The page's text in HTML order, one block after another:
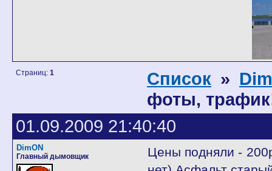
Страниц: 1 Список »
фоты,
01.09.2009 21:40:40
DimON
Главный дымовщик
Цены подняли -